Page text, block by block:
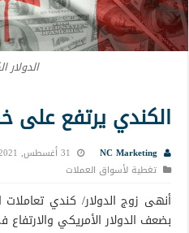
الدولار
الكندي يرتفع على
NC Marketing
31 أغسطس, 2021 3:35 ص
تغطية لأسواق العملات
أنهى زوج الدولار/ كندي تعاملات
بضعف الدولار الأمريكي والارتفاع